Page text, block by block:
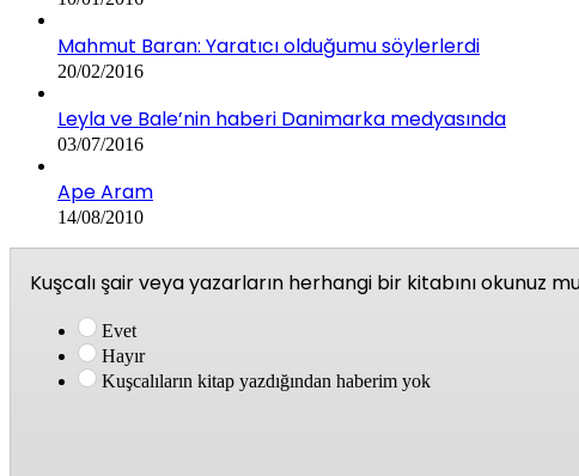
Mahmut Baran: Yaratıcı olduğumu söylerlerdi
20/02/2016
Leyla ve Bale’nin haberi Danimarka medyasında
03/07/2016
Ape Aram
14/08/2010
Kuşcalı şair veya yazarların herhangi bir kitabını okunuz
Evet
Hayır
Kuşcalıların kitap yazdığından haberim yok